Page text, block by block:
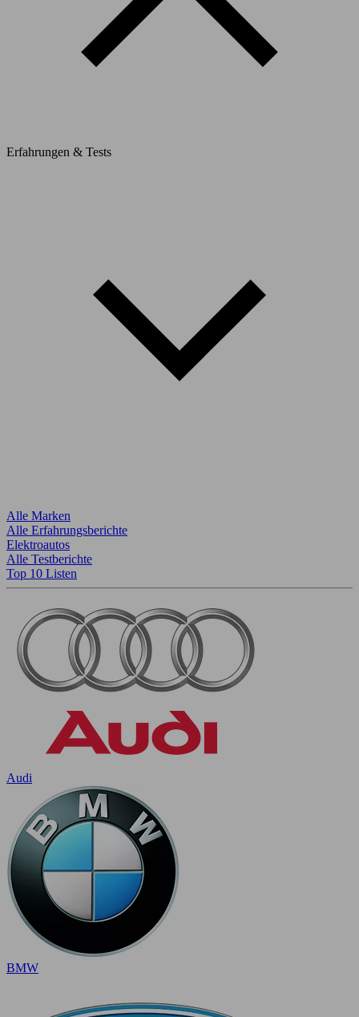
Erfahrungen & Tests
Alle Marken
Alle Erfahrungsberichte
Elektroautos
Alle Testberichte
Top 10 Listen
Audi
BMW